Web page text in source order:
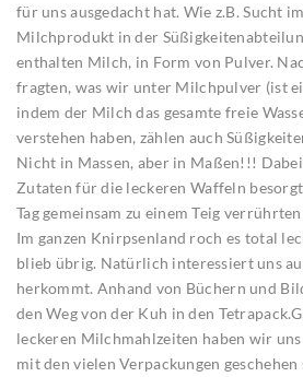
für uns ausgedacht hat. Wie z.B. Sucht
Milchprodukt in der
enthalten Milch, in Form von Pulver.
fragten, was wir unter Milchpulver (ist
indem der Milch das gesamte freie
verstehen haben, zählen auch
Nicht in Massen, aber in Maßen!!!
Zutaten für die leckeren Waffeln
Tag gemeinsam zu einem Teig
Im ganzen Knirpsenland roch es total
blieb übrig. Natürlich interessiert uns
herkommt. Anhand von Büchern und
den Weg von der Kuh in den
leckeren Milchmahlzeiten haben wir uns
mit den vielen Verpackungen